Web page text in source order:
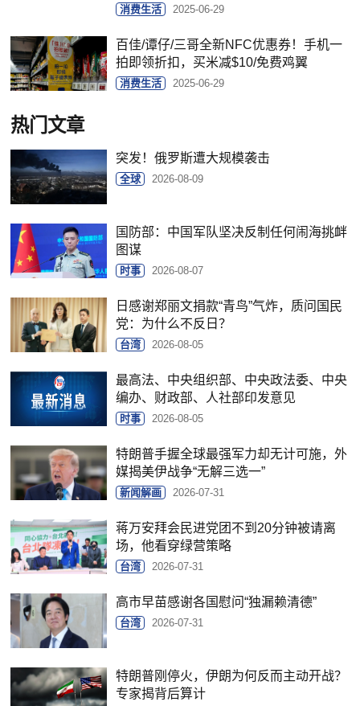
消费生活 2025-06-29
百佳/谭仔/三哥全新NFC优惠券！手机一
拍即领折扣，买米减$10/免费鸡翼
消费生活 2025-06-29
热门文章
突发！俄罗斯遭大规模袭击
全球 2026-08-09
国防部：中国军队坚决反制任何闹海挑衅
图谋
时事 2026-08-07
日感谢郑丽文捐款“青鸟”气炸，质问国民
党：为什么不反日？
台湾 2026-08-05
最高法、中央组织部、中央政法委、中央
编办、财政部、人社部印发意见
时事 2026-08-05
特朗普手握全球最强军力却无计可施，外
媒揭美伊战争“无解三选一”
新闻解画 2026-07-31
蒋万安拜会民进党团不到20分钟被请离
场，他看穿绿营策略
台湾 2026-07-31
高市早苗感谢各国慰问“独漏赖清德”
台湾 2026-07-31
特朗普刚停火，伊朗为何反而主动开战？
专家揭背后算计